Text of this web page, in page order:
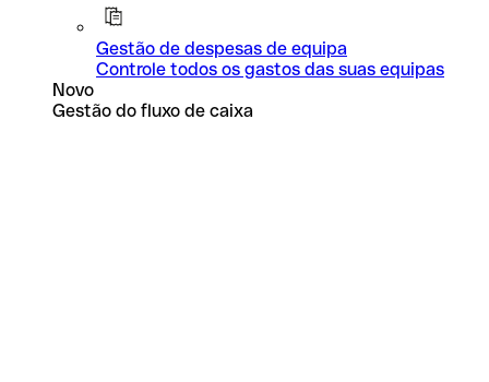
Gestão de despesas de equipa
Controle todos os gastos das suas equipas
Novo
Gestão do fluxo de caixa